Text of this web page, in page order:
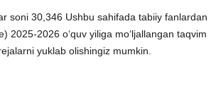
soni 30,346 Ushbu sahifada tabiiy fanlardan
2025-2026 o‘quv yiliga mo‘ljallangan taqvim
yuklab olishingiz mumkin.